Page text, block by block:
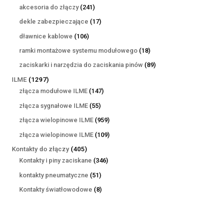
produktów
akcesoria do złączy 241241
produktów
dekle zabezpieczające 1717
dławnice kablowe 106106
produktów
ramki montażowe systemu modułowego 1818
produktów
zaciskarki i narzędzia do zaciskania pinów 8989
ILME 12971297
produktów
złącza modułowe ILME 147147
złącza sygnałowe ILME 5555
produktów
złącza wielopinowe ILME 959959
produktów
złącza wielopinowe ILME 109109
Kontakty do złączy 405405
produktów
Kontakty i piny zaciskane 346346
kontakty pneumatyczne 5151
produktów
Kontakty światłowodowe 88